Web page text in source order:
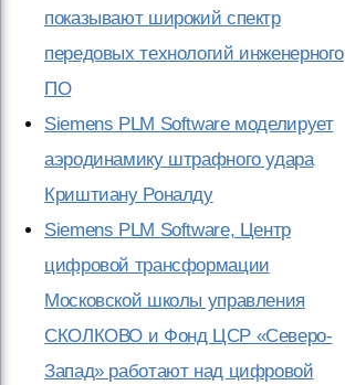
показывают широкий спектр
передовых технологий инженерного
ПО
Siemens PLM Software моделирует
аэродинамику штрафного удара
Криштиану Роналду
Siemens PLM Software, Центр
цифровой трансформации
Московской школы управления
СКОЛКОВО и Фонд ЦСР «Северо-
Запад» работают над цифровой